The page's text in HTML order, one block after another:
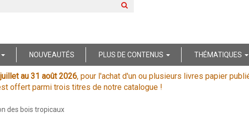
NOUVEAUTÉS PLUS DE CONTENUS THÉMATIQUES
au 31 août 2026, pour l'achat d'un ou plusieurs livres papier
offert parmi trois titres de notre catalogue !
des bois tropicaux